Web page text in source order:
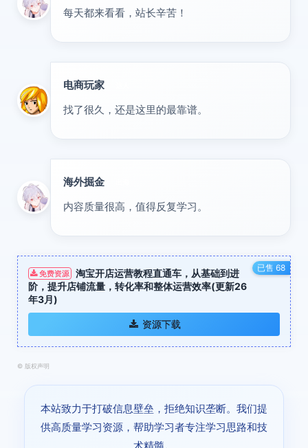
每天都来看看，站长辛苦！
电商玩家
找了很久，还是这里的最靠谱。
海外掘金
内容质量很高，值得反复学习。
已售 68
免费资源
淘宝开店运营教程直通车，从基础到进
阶，提升店铺流量，转化率和整体运营效率(更新26
年3月)
资源下载
© 版权声明
本站致力于打破信息壁垒，拒绝知识垄断。我们提
供高质量学习资源，帮助学习者专注学习思路和技